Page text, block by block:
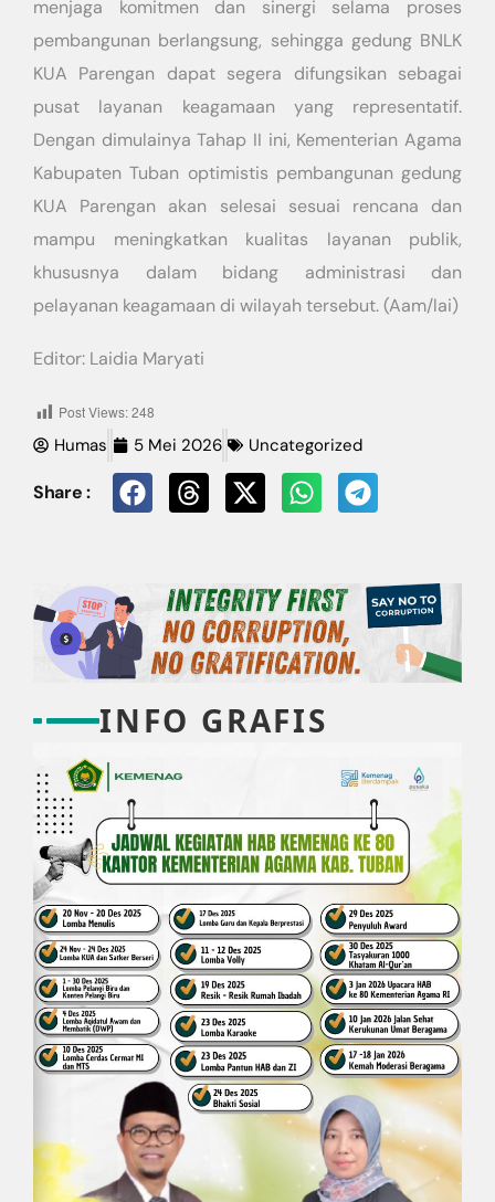
menjaga komitmen dan sinergi selama proses
pembangunan berlangsung, sehingga gedung BNLK
KUA Parengan dapat segera difungsikan sebagai
pusat layanan keagamaan yang representatif.
Dengan dimulainya Tahap II ini, Kementerian Agama
Kabupaten Tuban optimistis pembangunan gedung
KUA Parengan akan selesai sesuai rencana dan
mampu meningkatkan kualitas layanan publik,
khususnya dalam bidang administrasi dan
pelayanan keagamaan di wilayah tersebut. (Aam/lai)
Editor: Laidia Maryati
Post Views:248
Humas 5 Mei 2026 Uncategorized
Share :
INFO GRAFIS